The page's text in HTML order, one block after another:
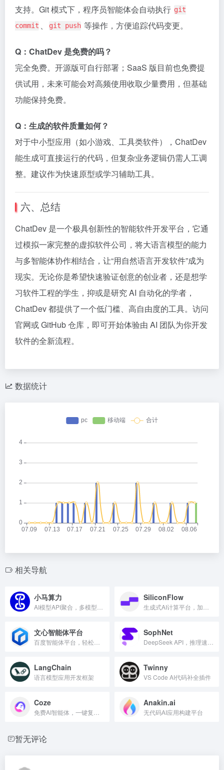
支持。Git 模式下，程序员智能体会自动执行 git
commit 、 git push 等操作，方便追踪代码变更。
Q：ChatDev 是免费的吗？
完全免费。开源版可自行部署；SaaS 版目前也免费提
供试用，未来可能会对高频使用收取少量费用，但基础
功能保持免费。
Q：生成的软件质量如何？
对于中小型应用（如小游戏、工具类软件），ChatDev
能生成可直接运行的代码，但复杂业务逻辑仍需人工调
整。建议作为快速原型或学习辅助工具。
六、总结
ChatDev 是一个极具创新性的智能软件开发平台，它通
过模拟一家完整的虚拟软件公司，将大语言模型的能力
与多智能体协作相结合，让“用自然语言开发软件”成为
现实。无论你是希望快速验证创意的创业者，还是想学
习软件工程的学生，抑或是研究 AI 自动化的学者，
ChatDev 都提供了一个低门槛、高自由度的工具。访问
官网或 GitHub 仓库，即可开始体验由 AI 团队为你开发
软件的全新流程。
数据统计
相关导航
小马算力 SiliconFlow
文心智能体平台 SophNet
LangChain
语言模型应用开发框架
Twinny
VS Code AI代码补全插件
Coze Anakin.ai
无代码AI应用构建平台
暂无评论